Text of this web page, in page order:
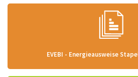
EVEBI - Energieausweise